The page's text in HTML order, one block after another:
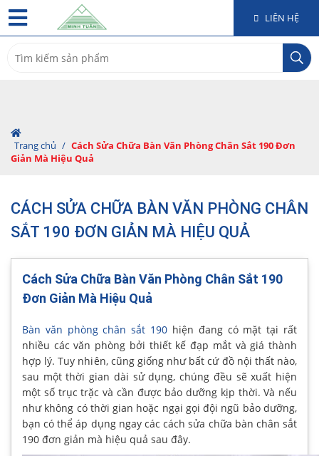
LIÊN HỆ
for:
Trang chủ / Cách Sửa Chữa Bàn Văn Phòng Chân Sắt 190 Đơn
Giản Mà Hiệu Quả
CÁCH SỬA CHỮA BÀN VĂN PHÒNG CHÂN
SẮT 190 ĐƠN GIẢN MÀ HIỆU QUẢ
Cách Sửa Chữa Bàn Văn Phòng Chân Sắt 190
Đơn Giản Mà Hiệu Quả
Bàn văn phòng chân sắt 190 hiện đang có mặt tại rất
nhiều các văn phòng bởi thiết kế đạp mắt và giá thành
hợp lý. Tuy nhiên, cũng giống như bất cứ đồ nội thất nào,
sau một thời gian dài sử dụng, chúng đều sẽ xuất hiện
một số trục trặc và cần được bảo dưỡng kịp thời. Và nếu
như không có thời gian hoặc ngại gọi đội ngũ bảo dưỡng,
bạn có thể áp dụng ngay các cách sửa chữa bàn chân sắt
190 đơn giản mà hiệu quả sau đây.